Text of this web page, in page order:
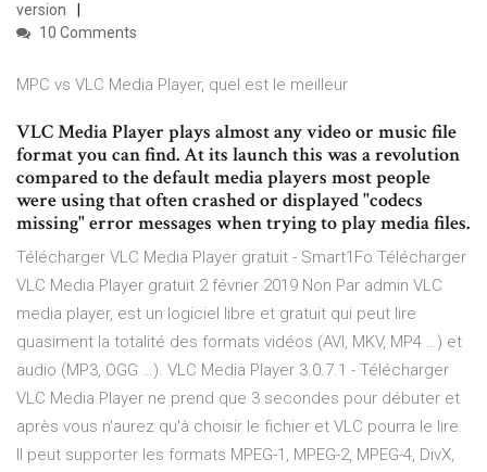
version
10 Comments
MPC vs VLC Media Player, quel est le meilleur
VLC Media Player plays almost any video or music file
format you can find. At its launch this was a revolution
compared to the default media players most people
were using that often crashed or displayed "codecs
missing" error messages when trying to play media files.
Télécharger VLC Media Player gratuit - Smart1Fo Télécharger
VLC Media Player gratuit 2 février 2019 Non Par admin VLC
media player, est un logiciel libre et gratuit qui peut lire
quasiment la totalité des formats vidéos (AVI, MKV, MP4 …) et
audio (MP3, OGG …). VLC Media Player 3.0.7.1 - Télécharger
VLC Media Player ne prend que 3 secondes pour débuter et
après vous n'aurez qu'à choisir le fichier et VLC pourra le lire.
Il peut supporter les formats MPEG-1, MPEG-2, MPEG-4, DivX,